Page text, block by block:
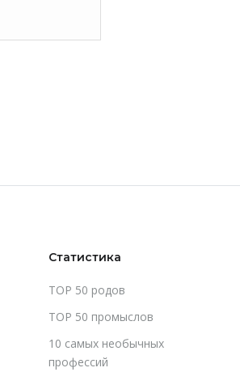
Статистика
TOP 50 родов
TOP 50 промыслов
10 самых необычных
профессий